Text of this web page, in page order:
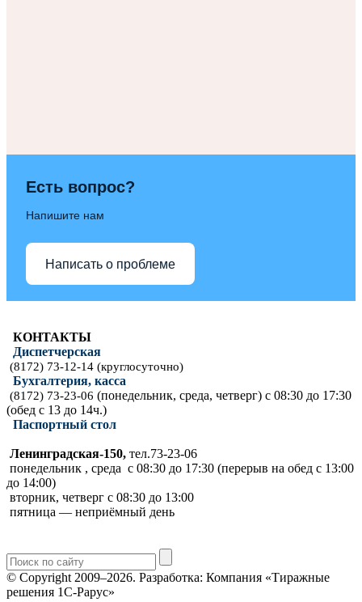
Есть вопрос?
Напишите нам
Написать о проблеме
КОНТАКТЫ
Диспетчерская
(8172) 73-12-14 (круглосуточно)
Бухгалтерия, касса
(8172) 73-23-06 (понедельник, среда, четверг) с 08:30 до 17:30
(обед с 13 до 14ч.)
Паспортный стол
Ленинградская-150, тел.73-23-06
понедельник , среда с 08:30 до 17:30 (перерыв на обед с 13:00
до 14:00)
вторник, четверг с 08:30 до 13:00
пятница — неприёмный день
© Copyright 2009–2026. Разработка: Компания «Тиражные
решения 1С-Рарус»